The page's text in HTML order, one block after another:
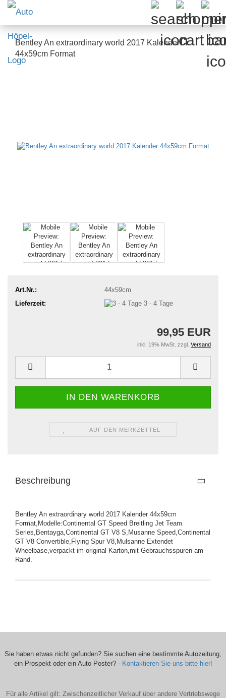
Bentley An extraordinary world 2017 Kalender
44x59cm Format
Art.Nr.:
44x59cm
Lieferzeit:
3 - 4 Tage
99,95 EUR
inkl. 19% MwSt. zzgl. Versand
AUF DEN MERKZETTEL
Beschreibung
Bentley An extraordinary world 2017 Kalender 44x59cm
Format,Modelle:Continental GT Speed Breitling Jet Team
Series,Bentayga,Continental GT V8 S,Musanne Speed,Continental
GT V8 Convertible,Flying Spur V8,Mulsanne Extendet
Wheelbase,verpackt im original Karton,mit Gebrauchsspuren am
Rand.
Sie haben etwas nicht gefunden? Sie suchen eine bestimmte Autozeitung,
ein Prospekt oder ein Auto Poster? - Kontaktieren Sie uns bitte hier!
Für alle Artikel gilt: Zwischenzeitlicher Verkauf über andere Vertriebswege